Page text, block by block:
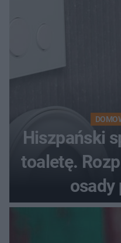
Hiszpański
toaletę.
osady